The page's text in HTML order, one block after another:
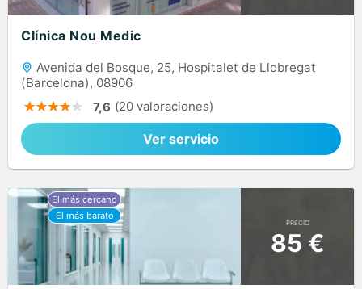
Clínica Nou Medic
Avenida del Bosque, 25, Hospitalet de Llobregat
(Barcelona), 08906
7,6 (20 valoraciones)
Ver servicio
PRECIO
85 €